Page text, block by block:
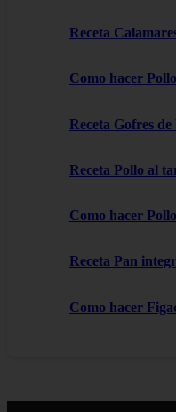
Receta
Como hacer
Receta Gofres de
Receta Pollo al
Como hacer
Receta Pan
Como hacer